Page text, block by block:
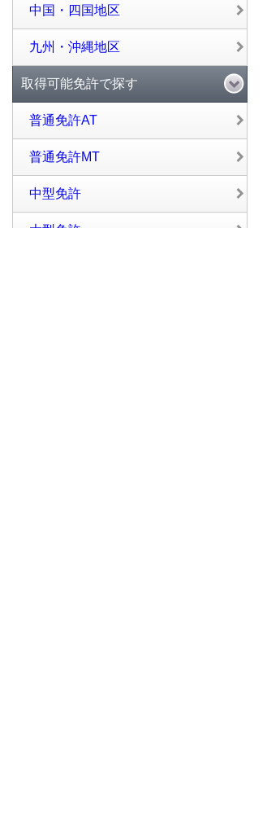
中国・四国地区
九州・沖縄地区
取得可能免許で探す
普通免許AT
普通免許MT
中型免許
大型免許